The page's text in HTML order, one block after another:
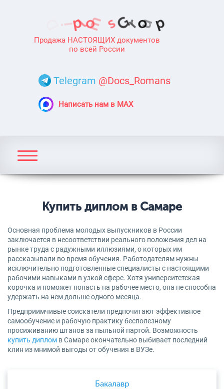
Продажа НАСТОЯЩИХ документов
по всей России
Telegram @Docs_Romans
Написать нам в MAX
Купить диплом в Самаре
Основная проблема молодых выпускников в России
заключается в несоответствии реального положения дел на
рынке труда с радужными иллюзиями, о которых им
рассказывали во время обучения. Работодателям нужны
исключительно подготовленные специалисты с настоящими
рабочими навыками в узкой сфере. Хотя университетская
корочка и поможет попасть на рабочее место, она не способна
удержать на нем дольше одного месяца.
Предприимчивые соискатели предпочитают эффективное
самообучение и рабочую практику бесполезному
просиживанию штанов за пыльной партой. Возможность
купить диплом в Самаре окончательно выбивает последний
клин из мнимой выгоды от обучения в ВУЗе.
Бакалавр